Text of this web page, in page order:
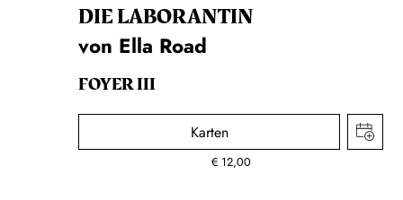
DIE LA­BO­RAN­TIN
von Ella Road
FOYER III
Karten
€ 12,00